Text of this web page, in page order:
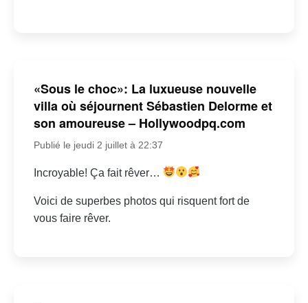
«Sous le choc»: La luxueuse nouvelle
villa où séjournent Sébastien Delorme et
son amoureuse – Hollywoodpq.com
Publié le jeudi 2 juillet à 22:37
Incroyable! Ça fait rêver…
Voici de superbes photos qui risquent fort de
vous faire rêver.